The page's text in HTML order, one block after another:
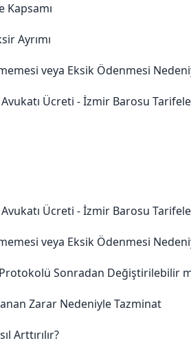
Kapsamı
Ayrımı
veya Eksik Ödenmesi
Ücreti - İzmir Barosu
Ücreti - İzmir Barosu
veya Eksik Ödenmesi
Sonradan Değiştirilebilir
Zarar Nedeniyle Tazminat
Arttırılır?